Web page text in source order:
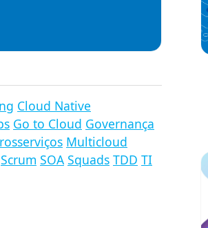
Cloud Native
Go to Cloud Governança
Multicloud
Scrum SOA Squads TDD TI